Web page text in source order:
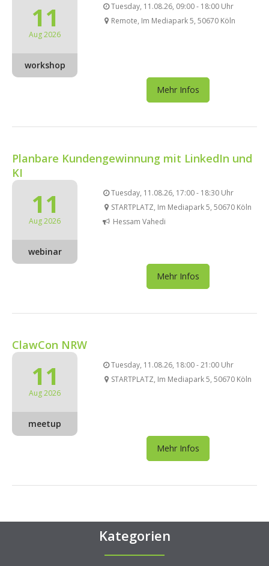
11
Aug 2026
workshop
Tuesday, 11.08.26, 09:00 - 18:00 Uhr
Remote, Im Mediapark 5, 50670 Köln
Mehr Infos
Planbare Kundengewinnung mit LinkedIn und
KI
11
Aug 2026
webinar
Tuesday, 11.08.26, 17:00 - 18:30 Uhr
STARTPLATZ, Im Mediapark 5, 50670 Köln
Hessam Vahedi
Mehr Infos
ClawCon NRW
11
Aug 2026
meetup
Tuesday, 11.08.26, 18:00 - 21:00 Uhr
STARTPLATZ, Im Mediapark 5, 50670 Köln
Mehr Infos
Kategorien